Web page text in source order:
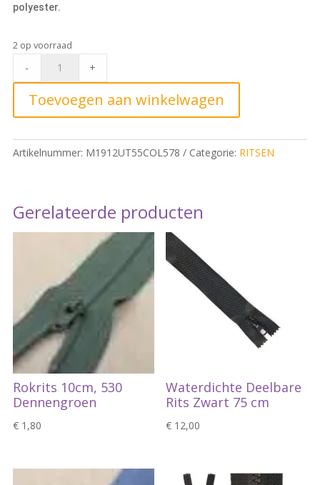
polyester.
2 op voorraad
55cm,
quantity
- +
Toevoegen aan winkelwagen
Artikelnummer: M1912UT55COL578 Categorie: RITSEN
Gerelateerde producten
Rokrits 10cm, 530
Dennengroen
€1,80
Waterdichte Deelbare
Rits Zwart 75 cm
€ 12,00